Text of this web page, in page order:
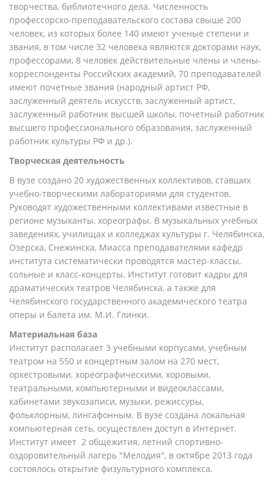
творчества, библиотечного дела. Численность
профессорско-преподавательского состава свыше 200
человек, из которых более 140 имеют ученые степени и
звания, в том числе 32 человека являются докторами наук,
профессорами, 8 человек действительные члены и члены-
корреспонденты Российских академий, 70 преподавателей
имеют почетные звания (народный артист РФ,
заслуженный деятель искусств, заслуженный артист,
заслуженный работник высшей школы, почетный работник
высшего профессионального образования, заслуженный
работник культуры РФ и др.).
Творческая деятельность
В вузе создано 20 художественных коллективов, ставших
учебно-творческими лабораториями для студентов.
Руководят художественными коллективами известные в
регионе музыканты, хореографы. В музыкальных учебных
заведениях, училищах и колледжах культуры г. Челябинска,
Озерска, Снежинска, Миасса преподавателями кафедр
института систематически проводятся мастер-классы,
сольные и класс-концерты. Институт готовит кадры для
драматических театров Челябинска, а также для
Челябинского государственного академического театра
оперы и балета им. М.И. Глинки.
Материальная база
Институт располагает 3 учебными корпусами, учебным
театром на 550 и концертным залом на 270 мест,
оркестровыми, хореографическими, хоровыми,
театральными, компьютерными и видеоклассами,
кабинетами звукозаписи, музыки, режиссуры,
фольклорным, лингафонным. В вузе создана локальная
компьютерная сеть, осуществлен доступ в Интернет.
Институт имеет 2 общежития, летний спортивно-
оздоровительный лагерь "Мелодия", в октябре 2013 года
состоялось открытие физультурного комплекса.